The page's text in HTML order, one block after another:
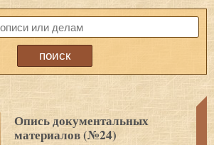
Опись документальных
материалов (№24)